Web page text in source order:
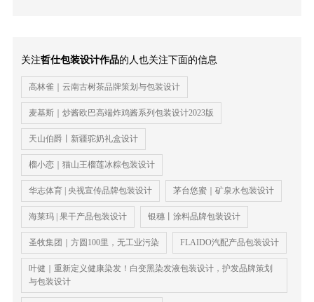
关注哲仕包装设计作品的人也关注下面的信息
高林雀｜云南古树茶品牌策划与包装设计
麦基斯｜炒酱欧巴高端炸鸡酱系列包装设计2023版
天山伯爵丨新疆驼奶礼盒设计
榴小恋｜猫山王榴莲冰粽包装设计
华志体育 | 央视宣传品牌包装设计 茅台悠蜜｜矿泉水包装设计
海莱玛 | 果干产品包装设计 银穗丨涂料品牌包装设计
圣牧集团｜方圆100里，无工业污染 FLAIDO汽配产品包装设计
叶健｜重新定义健康染发！白变黑染发液包装设计，护发品牌策划
与包装设计